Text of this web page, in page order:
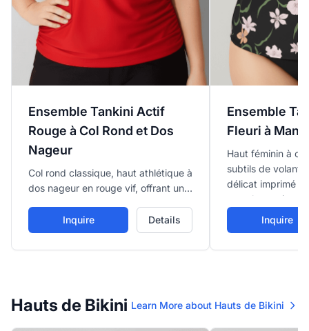
Ensemble Tankini Actif
Rouge à Col Rond et Dos
Nageur
Col rond classique, haut athlétique à
dos nageur en rouge vif, offrant un
associé à un bas noir uni.
Inquire Details
Ensemble
Fleuri à
Haut féminin à
subtils de
délicat imprimé
avec bas noirs.
Inquire
Hauts de Bikini Learn More about Hauts de Bikini